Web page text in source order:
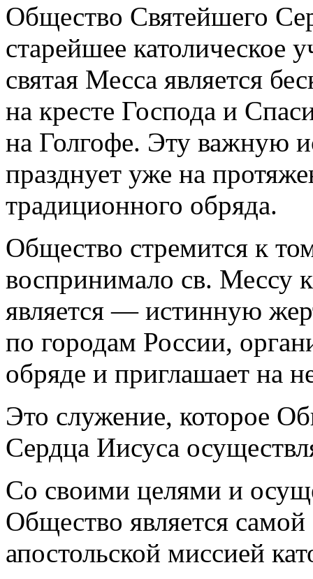
Общество Святейшего
старейшее католическое
святая Месса является
на кресте Господа и
на Голгофе. Эту важную
празднует уже на
традиционного обряда.
Общество стремится к
воспринимало св. Мессу
является — истинную
по городам России,
обряде и приглашает на
Это служение, которое
Сердца Иисуса
Со своими целями и
Общество является
апостольской миссией